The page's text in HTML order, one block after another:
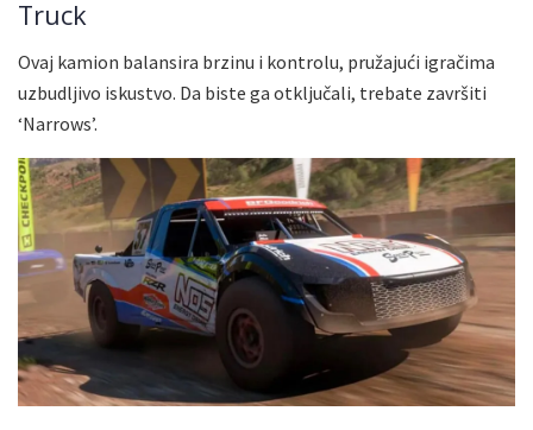
Truck
Ovaj kamion balansira brzinu i kontrolu, pružajući igračima
uzbudljivo iskustvo. Da biste ga otključali, trebate završiti
‘Narrows’.